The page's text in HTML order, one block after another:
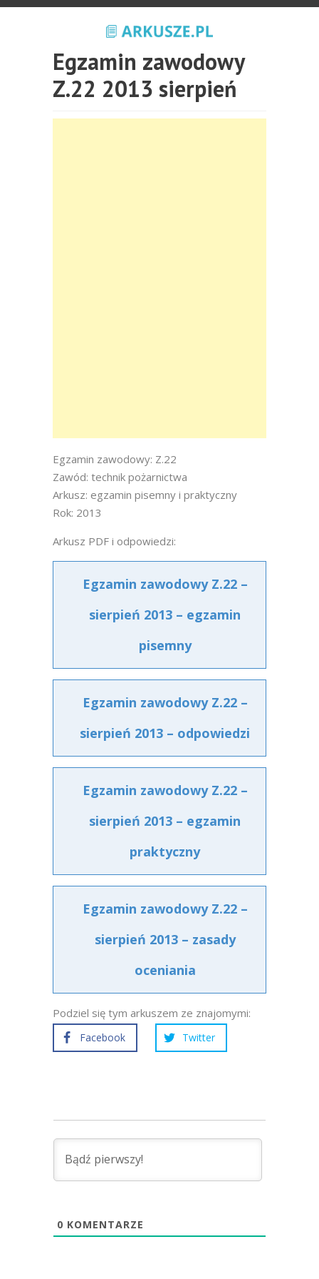
Egzamin zawodowy
Z.22 2013 sierpień
Egzamin zawodowy: Z.22
Zawód: technik pożarnictwa
Arkusz: egzamin pisemny i praktyczny
Rok: 2013
Arkusz PDF i odpowiedzi:
Egzamin zawodowy Z.22 –
sierpień 2013 – egzamin
pisemny
Egzamin zawodowy Z.22 –
sierpień 2013 – odpowiedzi
Egzamin zawodowy Z.22 –
sierpień 2013 – egzamin
praktyczny
Egzamin zawodowy Z.22 –
sierpień 2013 – zasady
oceniania
Podziel się tym arkuszem ze znajomymi:
Facebook Twitter
0 KOMENTARZE